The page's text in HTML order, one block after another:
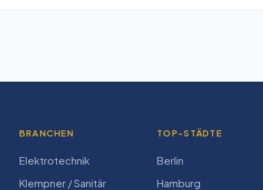
BRANCHEN
Elektrotechnik
Klempner / Sanitär
TOP-STÄDTE
Berlin
Hamburg